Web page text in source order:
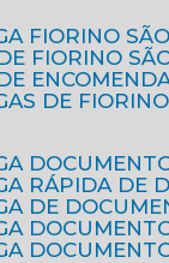
FIORINO
DE FIORINO
DE
DE
RÁPIDA DE
DE